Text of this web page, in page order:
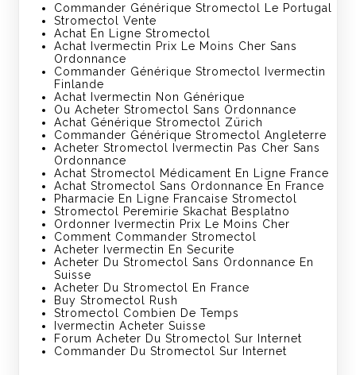
Commander Générique Stromectol Le Portugal
Stromectol Vente
Achat En Ligne Stromectol
Achat Ivermectin Prix Le Moins Cher Sans
Ordonnance
Commander Générique Stromectol Ivermectin
Finlande
Achat Ivermectin Non Générique
Ou Acheter Stromectol Sans Ordonnance
Achat Générique Stromectol Zürich
Commander Générique Stromectol Angleterre
Acheter Stromectol Ivermectin Pas Cher Sans
Ordonnance
Achat Stromectol Médicament En Ligne France
Achat Stromectol Sans Ordonnance En France
Pharmacie En Ligne Francaise Stromectol
Stromectol Peremirie Skachat Besplatno
Ordonner Ivermectin Prix Le Moins Cher
Comment Commander Stromectol
Acheter Ivermectin En Securite
Acheter Du Stromectol Sans Ordonnance En
Suisse
Acheter Du Stromectol En France
Buy Stromectol Rush
Stromectol Combien De Temps
Ivermectin Acheter Suisse
Forum Acheter Du Stromectol Sur Internet
Commander Du Stromectol Sur Internet